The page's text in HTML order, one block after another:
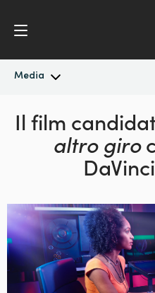
Media
In primo piano
Australia
Brazil
Canada
China
Il film
altro giro